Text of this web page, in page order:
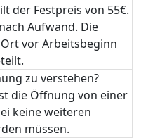
der Festpreis von 55€.
Aufwand. Die
vor Arbeitsbeginn
zu verstehen?
die Öffnung von einer
keine weiteren
müssen.